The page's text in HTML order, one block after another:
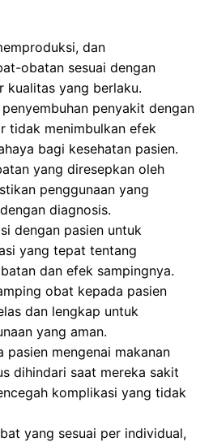
dan
obatan sesuai dengan
kualitas yang berlaku.
penyakit dengan
tidak menimbulkan efek
bagi kesehatan pasien.
yang diresepkan oleh
penggunaan yang
diagnosis.
dengan pasien untuk
yang tepat tentang
dan efek sampingnya.
obat kepada pasien
dan lengkap untuk
yang aman.
pasien mengenai makanan
dihindari saat mereka sakit
komplikasi yang tidak
yang sesuai per individual,